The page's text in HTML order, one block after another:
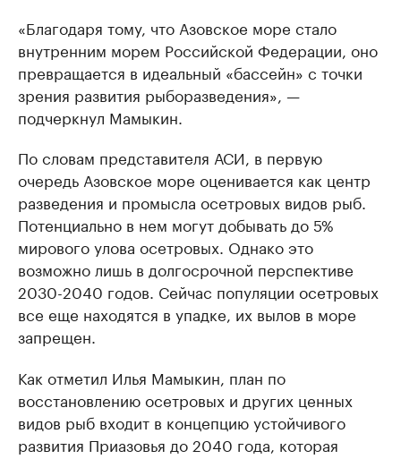
«Благодаря тому, что Азовское море стало
внутренним морем Российской Федерации, оно
превращается в идеальный «бассейн» с точки
зрения развития рыборазведения», —
подчеркнул Мамыкин.
По словам представителя АСИ, в первую
очередь Азовское море оценивается как центр
разведения и промысла осетровых видов рыб.
Потенциально в нем могут добывать до 5%
мирового улова осетровых. Однако это
возможно лишь в долгосрочной перспективе
2030-2040 годов. Сейчас популяции осетровых
все еще находятся в упадке, их вылов в море
запрещен.
Как отметил Илья Мамыкин, план по
восстановлению осетровых и других ценных
видов рыб входит в концепцию устойчивого
развития Приазовья до 2040 года, которая